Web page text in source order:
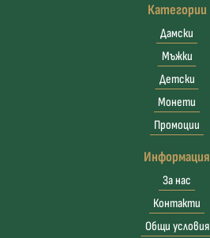
Категории
Дамски
Мъжки
Детски
Монети
Промоции
Информация
За нас
Контакти
Общи условия